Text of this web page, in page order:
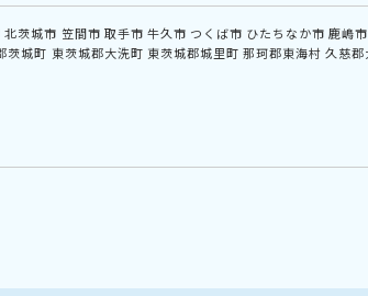
北茨城市 笠間市 取手市 牛久市 つくば市 ひたちなか市 鹿嶋市
茨城町 東茨城郡大洗町 東茨城郡城里町 那珂郡東海村 久慈